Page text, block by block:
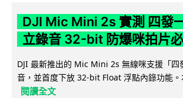
DJI Mic Mini 2s 實測 四發
立錄音 32-bit 防爆咪拍片
DJI 最新推出的 Mic Mini 2s 無線咪支援「四
音，並首度下放 32-bit Float 浮點內錄功能
閱讀全文